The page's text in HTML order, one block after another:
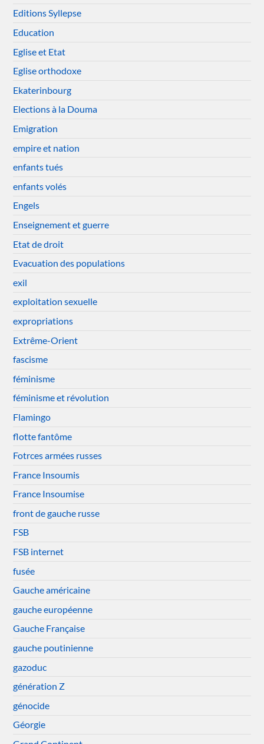
Editions Syllepse
Education
Eglise et Etat
Eglise orthodoxe
Ekaterinbourg
Elections à la Douma
Emigration
empire et nation
enfants tués
enfants volés
Engels
Enseignement et guerre
Etat de droit
Evacuation des populations
exil
exploitation sexuelle
expropriations
Extrême-Orient
fascisme
féminisme
féminisme et révolution
Flamingo
flotte fantôme
Fotrces armées russes
France Insoumis
France Insoumise
front de gauche russe
FSB
FSB internet
fusée
Gauche américaine
gauche européenne
Gauche Française
gauche poutinienne
gazoduc
génération Z
génocide
Géorgie